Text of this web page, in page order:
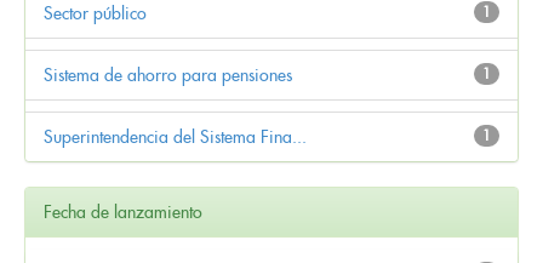
1
Sector público
1
Sistema de ahorro para pensiones
1
Superintendencia del Sistema Fina...
Fecha de lanzamiento